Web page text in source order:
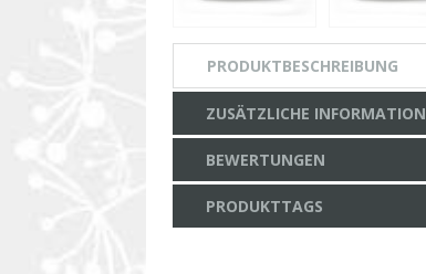
PRODUKTBESCHREIBUNG
ZUSÄTZLICHE INFORMATION
BEWERTUNGEN
PRODUKTTAGS